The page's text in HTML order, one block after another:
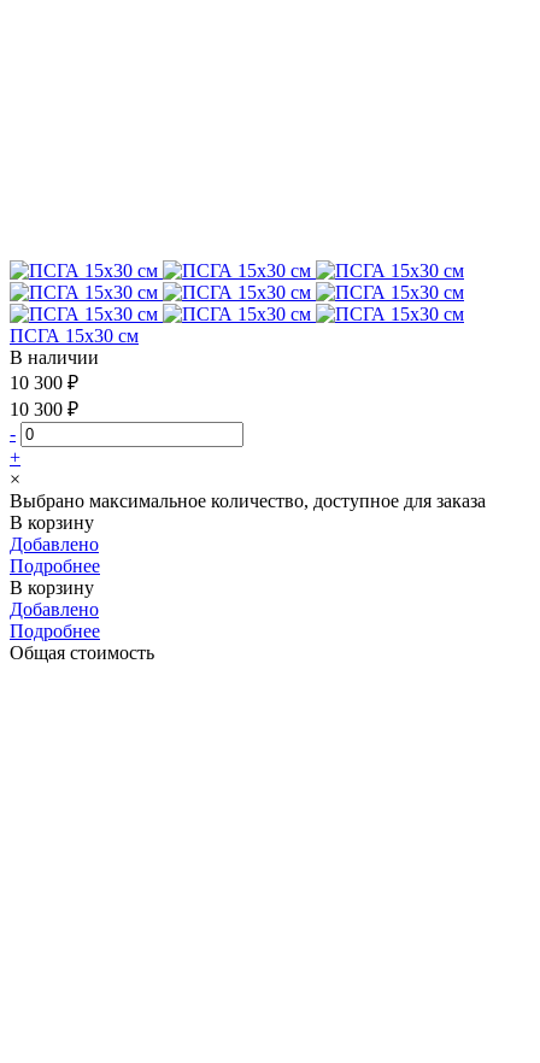
ПСГА 15х30 см
В наличии
10 300 ₽
10 300 ₽
-
+
×
Выбрано максимальное количество, доступное для заказа
В корзину
Добавлено
Подробнее
В корзину
Добавлено
Подробнее
Общая стоимость